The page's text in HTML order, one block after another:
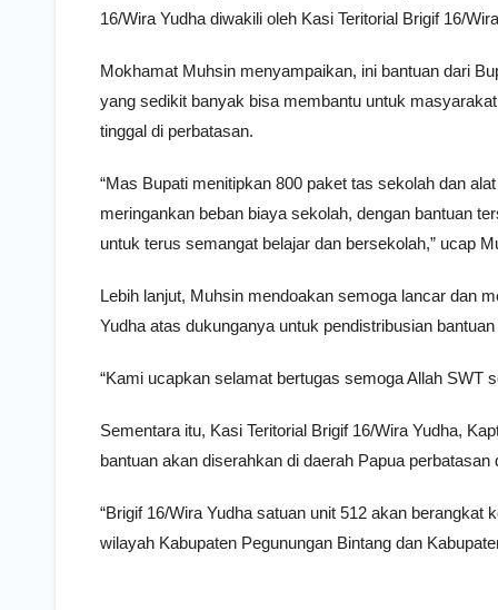
16/Wira Yudha diwakili oleh Kasi Teritorial Brigif 16/
Mokhamat Muhsin menyampaikan, ini bantuan dari
yang sedikit banyak bisa membantu untuk
tinggal di perbatasan.
“Mas Bupati menitipkan 800 paket tas sekolah dan
meringankan beban biaya sekolah, dengan bantuan
untuk terus semangat belajar dan bersekolah,” ucap
Lebih lanjut, Muhsin mendoakan semoga lancar dan
Yudha atas dukunganya untuk pendistribusian
“Kami ucapkan selamat bertugas semoga Allah SWT
Sementara itu, Kasi Teritorial Brigif 16/Wira Yudha,
bantuan akan diserahkan di daerah Papua perbatasan
“Brigif 16/Wira Yudha satuan unit 512 akan
wilayah Kabupaten Pegunungan Bintang dan